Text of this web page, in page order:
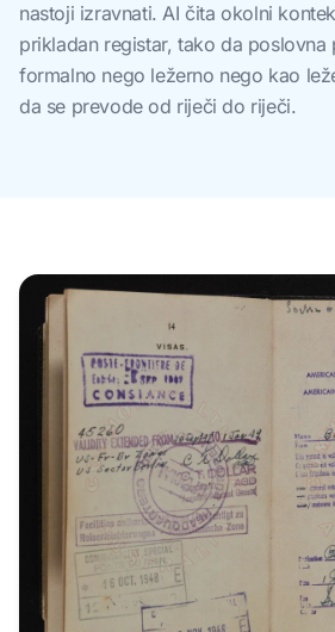
nastoji izravnati. AI čita okolni
prikladan registar, tako da poslovna
formalno nego ležerno nego kao
da se prevode od riječi do riječi.